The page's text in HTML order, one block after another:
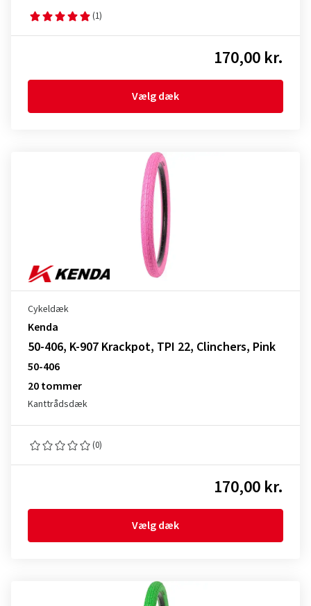
(1)
170,00 kr.
Vælg dæk
Cykeldæk
Kenda
50-406, K-907 Krackpot, TPI 22, Clinchers, Pink
50-406
20 tommer
Kanttrådsdæk
(0)
170,00 kr.
Vælg dæk